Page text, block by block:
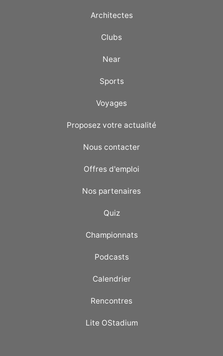
Architectes
Clubs
Near
Sports
Voyages
Proposez votre actualité
Nous contacter
Offres d'emploi
Nos partenaires
Quiz
Championnats
Podcasts
Calendrier
Rencontres
Lite OStadium